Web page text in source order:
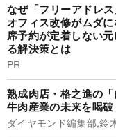
なぜ「フリーアドレ
オフィス改修がムダ
席予約が定着しない
る解決策とは
PR
熟成肉店・格之進の
牛肉産業の未来を喝破
ダイヤモンド編集部,鈴